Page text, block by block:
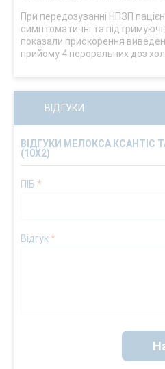
При передозуванні НПЗП
симптоматичні та
показали прискорення
прийому 4 пероральних доз
ВІДГУКИ
ВІДГУКИ МЕЛОКСА КСАНТІС
(10Х2)
ПІБ *
Відгук*